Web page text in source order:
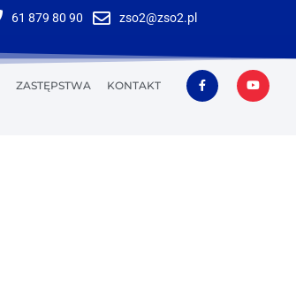
61 879 80 90 zso2@zso2.pl
ZASTĘPSTWA KONTAKT